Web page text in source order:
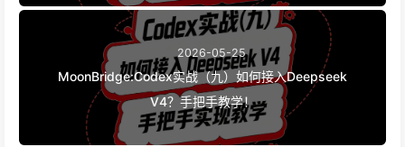
2026-05-25
MoonBridge:Codex实战（九）如何接入Deepseek
V4？手把手教学！